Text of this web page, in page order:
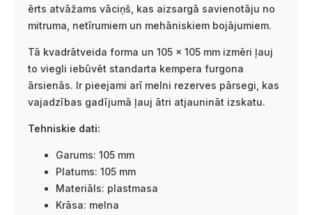
ērts atvāžams vāciņš, kas aizsargā savienotāju no
mitruma, netīrumiem un mehāniskiem bojājumiem.
Tā kvadrātveida forma un 105 × 105 mm izmēri ļauj
to viegli iebūvēt standarta kempera furgona
ārsienās. Ir pieejami arī melni rezerves pārsegi, kas
vajadzības gadījumā ļauj ātri atjaunināt izskatu.
Tehniskie dati:
Garums: 105 mm
Platums: 105 mm
Materiāls: plastmasa
Krāsa: melna